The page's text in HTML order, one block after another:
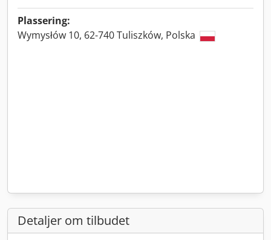
Plassering:
Wymysłów 10, 62-740 Tuliszków, Polska
Detaljer om tilbudet